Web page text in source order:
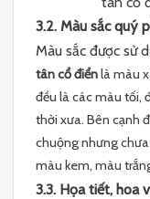
3.2. Màu sắc quý
Màu sắc được sử
tân cổ điểnlà màu
đều là các màu tối,
thời xưa. Bên cạnh
chuộng nhưng
màu kem, màu
3.3. Họa tiết, hoa